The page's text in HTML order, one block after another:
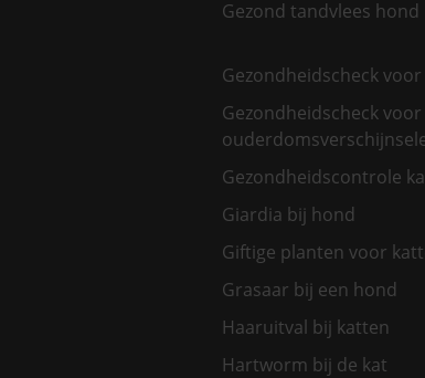
Gezond tandvlees hond
Gezondheidscheck
Gezondheidscheck
Gezondheidscontrole
Giardia bij hond
Giftige planten voor
Grasaar bij een hond
Haaruitval bij katten
Hartworm bij de kat